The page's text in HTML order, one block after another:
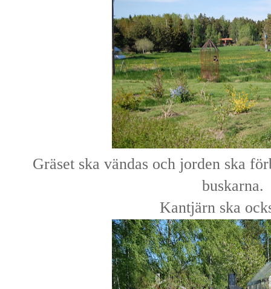
Gräset ska vändas och jorden ska
buskarna.
Kantjärn ska